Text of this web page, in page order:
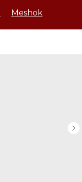
Meshok